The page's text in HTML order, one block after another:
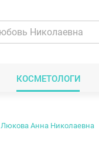
КОСМЕТОЛОГИ
Люкова Анна Николаевна